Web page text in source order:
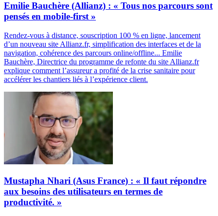
Emilie Bauchère (Allianz) : « Tous nos parcours sont
pensés en mobile-first »
Rendez-vous à distance, souscription 100 % en ligne, lancement
d’un nouveau site Allianz.fr, simplification des interfaces et de la
navigation, cohérence des parcours online/offline... Emilie
Bauchère, Directrice du programme de refonte du site Allianz.fr
explique comment l’assureur a profité de la crise sanitaire pour
accélérer les chantiers liés à l’expérience client.
Mustapha Nhari (Asus France) : « Il faut répondre
aux besoins des utilisateurs en termes de
productivité. »